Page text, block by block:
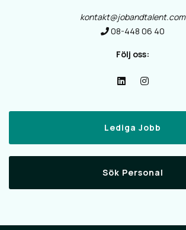
kontakt@jobandtalent.com
08-448 06 40
Följ oss:
Lediga Jobb
Sök Personal